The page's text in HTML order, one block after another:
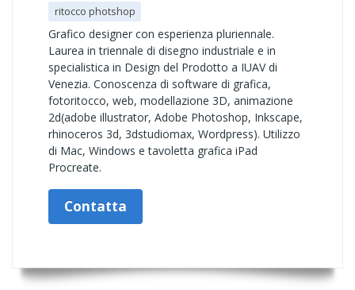
ritocco photshop
Grafico designer con esperienza pluriennale.
Laurea in triennale di disegno industriale e in
specialistica in Design del Prodotto a IUAV di
Venezia. Conoscenza di software di grafica,
fotoritocco, web, modellazione 3D, animazione
2d(adobe illustrator, Adobe Photoshop, Inkscape,
rhinoceros 3d, 3dstudiomax, Wordpress). Utilizzo
di Mac, Windows e tavoletta grafica iPad
Procreate.
Contatta